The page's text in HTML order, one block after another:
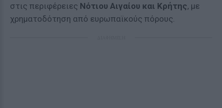
στις περιφέρειες Νότιου Αιγαίου και Κρήτης, με
χρηματοδότηση από ευρωπαϊκούς πόρους.